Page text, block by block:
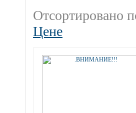
Отсортировано
Цене